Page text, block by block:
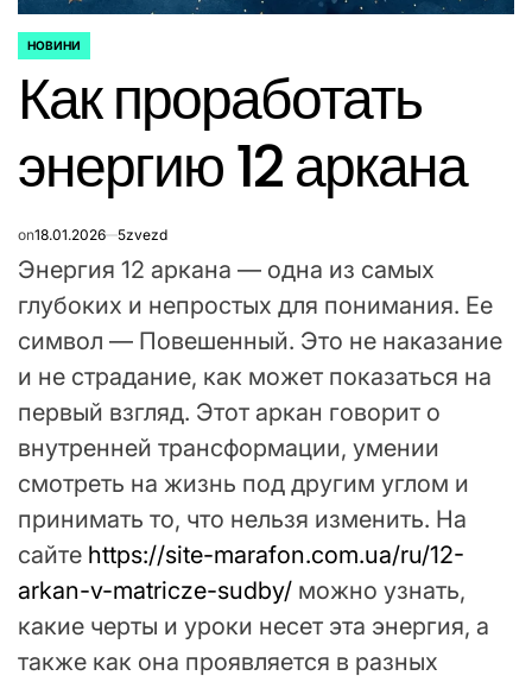
ОПУБЛІКУВАТИ
У
НОВИНИ
Как проработать
энергию 12 аркана
on18.01.2026 5zvezd
Энергия 12 аркана — одна из самых
глубоких и непростых для понимания. Ее
символ — Повешенный. Это не наказание
и не страдание, как может показаться на
первый взгляд. Этот аркан говорит о
внутренней трансформации, умении
смотреть на жизнь под другим углом и
принимать то, что нельзя изменить. На
сайте https://site-marafon.com.ua/ru/12-
arkan-v-matricze-sudby/ можно узнать,
какие черты и уроки несет эта энергия, а
также как она проявляется в разных